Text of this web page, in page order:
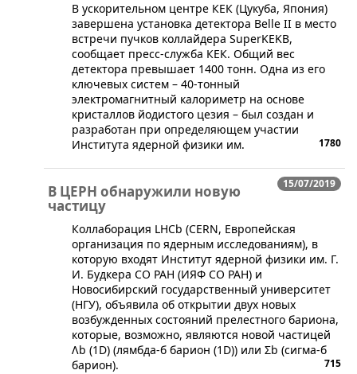
В ускорительном центре КЕК (Цукуба, Япония)
завершена установка детектора Belle II в место
встречи пучков коллайдера SuperKEKB,
сообщает пресс-служба КЕК. Общий вес
детектора превышает 1400 тонн. Одна из его
ключевых систем – 40-тонный
электромагнитный калориметр на основе
кристаллов йодистого цезия – был создан и
разработан при определяющем участии
Института ядерной физики им.
1780
15/07/2019
В ЦЕРН обнаружили новую
частицу
​Коллаборация LHCb (CERN, Европейская
организация по ядерным исследованиям), в
которую входят Институт ядерной физики им. Г.
И. Будкера СО РАН (ИЯФ СО РАН) и
Новосибирский государственный университет
(НГУ), объявила об открытии двух новых
возбужденных состояний прелестного бариона,
которые, возможно, являются новой частицей
Λb (1D) (лямбда-б барион (1D)) или Σb (сигма-б
барион).
715